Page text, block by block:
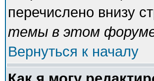
перечислено внизу
темы в этом
Вернуться к началу